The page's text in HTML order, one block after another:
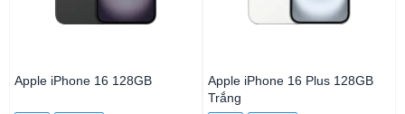
Apple iPhone 16 128GB
Apple iPhone 16 Plus 128GB
Trắng